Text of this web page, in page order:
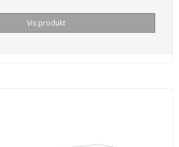
Vis produkt